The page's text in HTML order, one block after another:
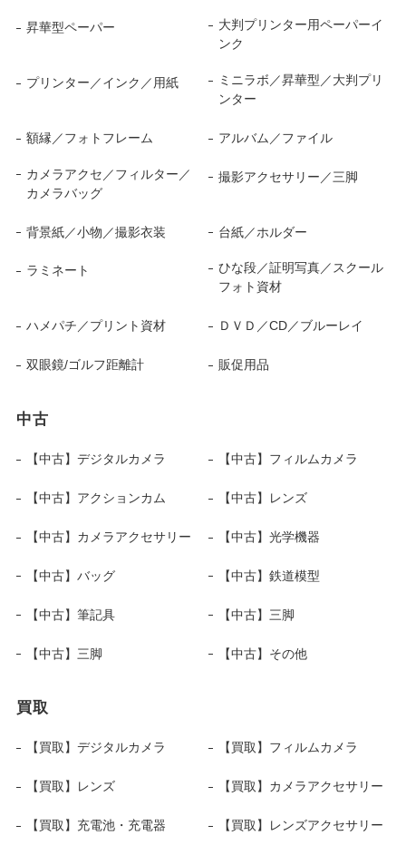
昇華型ペーパー
大判プリンター用ペーパーイ
ンク
プリンター／インク／用紙
ミニラボ／昇華型／大判プリ
ンター
額縁／フォトフレーム アルバム／ファイル
カメラアクセ／フィルター／
カメラバッグ
撮影アクセサリー／三脚
背景紙／小物／撮影衣装 台紙／ホルダー
ラミネート
ひな段／証明写真／スクール
フォト資材
ハメパチ／プリント資材 ＤＶＤ／CD／ブルーレイ
双眼鏡/ゴルフ距離計 販促用品
中古
【中古】デジタルカメラ 【中古】フィルムカメラ
【中古】アクションカム 【中古】レンズ
【中古】カメラアクセサリー 【中古】光学機器
【中古】バッグ 【中古】鉄道模型
【中古】筆記具 【中古】三脚
【中古】三脚 【中古】その他
買取
【買取】デジタルカメラ 【買取】フィルムカメラ
【買取】レンズ 【買取】カメラアクセサリー
【買取】充電池・充電器 【買取】レンズアクセサリー